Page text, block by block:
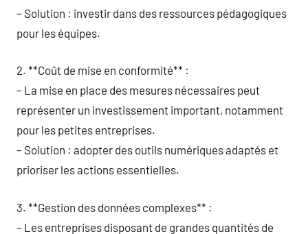
– Solution : investir dans des ressources pédagogiques
pour les équipes.
2. **Coût de mise en conformité** :
– La mise en place des mesures nécessaires peut
représenter un investissement important, notamment
pour les petites entreprises.
– Solution : adopter des outils numériques adaptés et
prioriser les actions essentielles.
3. **Gestion des données complexes** :
– Les entreprises disposant de grandes quantités de